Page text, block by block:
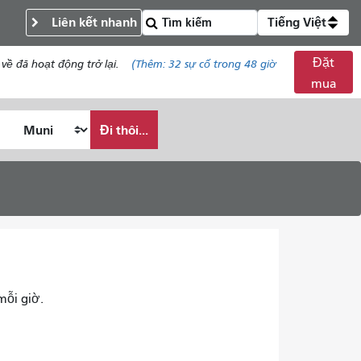
Liên kết nhanh Tiếng Việt
về đã hoạt động trở lại. (Thêm: 32 sự cố trong 48 giờ
Đặt
mua
Đi thôi...
giờ.